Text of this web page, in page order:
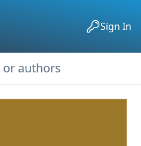
Sign In